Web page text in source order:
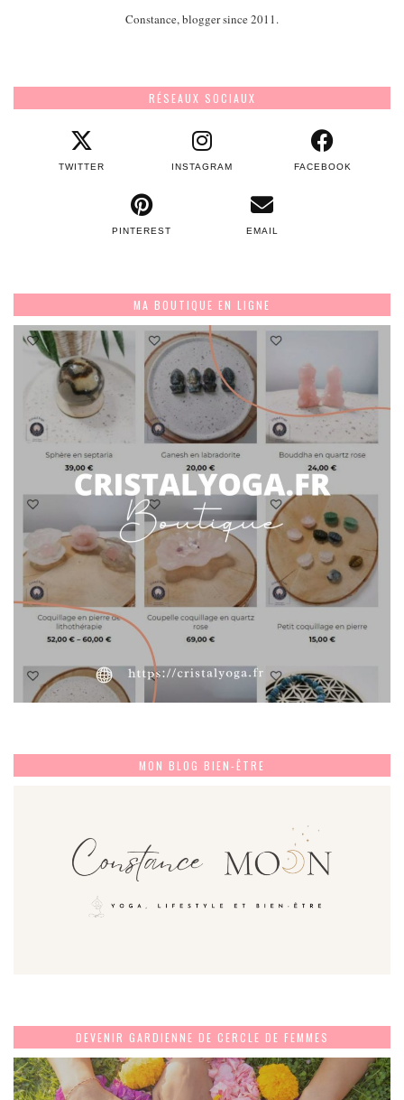
Constance, blogger since 2011.
RÉSEAUX SOCIAUX
TWITTER INSTAGRAM FACEBOOK
PINTEREST EMAIL
MA BOUTIQUE EN LIGNE
MON BLOG BIEN-ÊTRE
DEVENIR GARDIENNE DE CERCLE DE FEMMES